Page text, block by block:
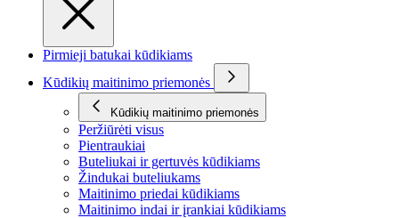
Pirmieji batukai kūdikiams
Kūdikių maitinimo priemonės
Kūdikių maitinimo priemonės
Peržiūrėti visus
Pientraukiai
Buteliukai ir gertuvės kūdikiams
Žindukai buteliukams
Maitinimo priedai kūdikiams
Maitinimo indai ir įrankiai kūdikiams